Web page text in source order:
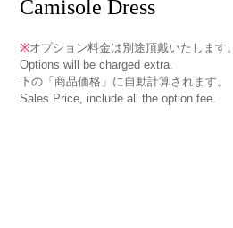
Camisole Dress
※オプション料金は別途頂戴いたします。
Options will be charged extra.
下の「商品価格」に自動計算されます。
Sales Price, include all the option fee.